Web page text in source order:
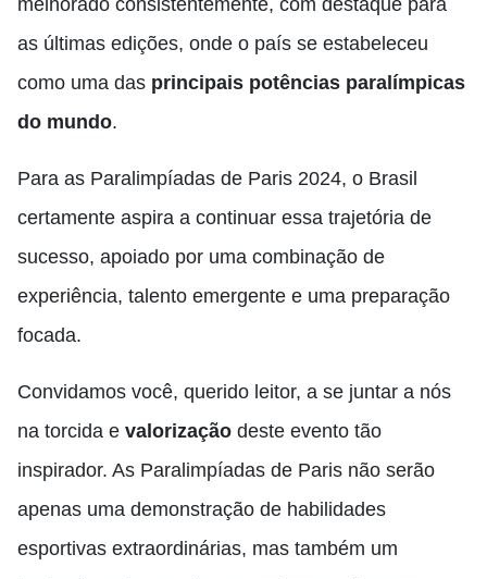
melhorado consistentemente, com destaque para
as últimas edições, onde o país se estabeleceu
como uma das principais potências paralímpicas
do mundo.
Para as Paralimpíadas de Paris 2024, o Brasil
certamente aspira a continuar essa trajetória de
sucesso, apoiado por uma combinação de
experiência, talento emergente e uma preparação
focada.
Convidamos você, querido leitor, a se juntar a nós
na torcida e valorização deste evento tão
inspirador. As Paralimpíadas de Paris não serão
apenas uma demonstração de habilidades
esportivas extraordinárias, mas também um